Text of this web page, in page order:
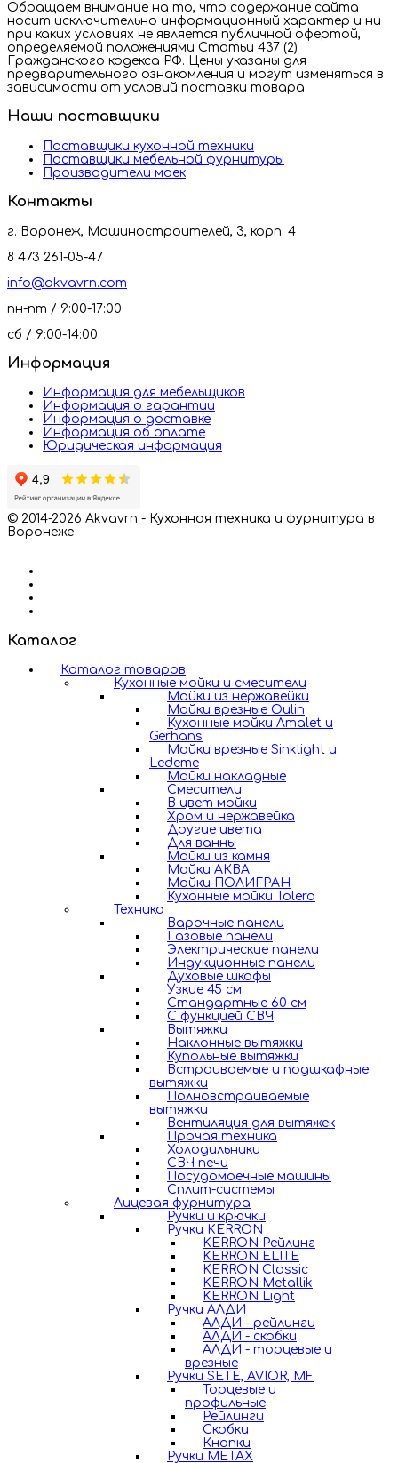
Обращаем внимание на то, что содержание сайта
носит исключительно информационный характер и ни
при каких условиях не является публичной офертой,
определяемой положениями Статьи 437 (2)
Гражданского кодекса РФ. Цены указаны для
предварительного ознакомления и могут изменяться в
зависимости от условий поставки товара.
Наши поставщики
Поставщики кухонной техники
Поставщики мебельной фурнитуры
Производители моек
Контакты
г. Воронеж, Машиностроителей, 3, корп. 4
8 473 261-05-47
info@akvavrn.com
пн-пт / 9:00-17:00
сб / 9:00-14:00
Информация
Информация для мебельщиков
Информация о гарантии
Информация о доставке
Информация об оплате
Юридическая информация
© 2014-2026 Akvavrn - Кухонная техника и фурнитура в
Воронеже
Каталог
Каталог товаров
Кухонные мойки и смесители
Мойки из нержавейки
Мойки врезные Oulin
Кухонные мойки Amalet и
Gerhans
Мойки врезные Sinklight и
Ledeme
Мойки накладные
Смесители
В цвет мойки
Хром и нержавейка
Другие цвета
Для ванны
Мойки из камня
Мойки АКВА
Мойки ПОЛИГРАН
Кухонные мойки Tolero
Техника
Варочные панели
Газовые панели
Электрические панели
Индукционные панели
Духовые шкафы
Узкие 45 см
Стандартные 60 см
С функцией СВЧ
Вытяжки
Наклонные вытяжки
Купольные вытяжки
Встраиваемые и подшкафные
вытяжки
Полновстраиваемые
вытяжки
Вентиляция для вытяжек
Прочая техника
Холодильники
СВЧ печи
Посудомоечные машины
Сплит-системы
Лицевая фурнитура
Ручки и крючки
Ручки KERRON
KERRON Рейлинг
KERRON ELITE
KERRON Classic
KERRON Metallik
KERRON Light
Ручки АЛДИ
АЛДИ - рейлинги
АЛДИ - скобки
АЛДИ - торцевые и
врезные
Ручки SETE, AVIOR, MF
Торцевые и
профильные
Рейлинги
Скобки
Кнопки
Ручки METAX